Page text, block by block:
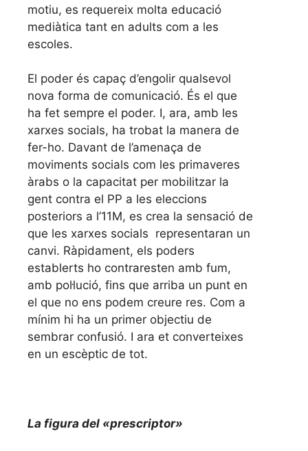
motiu, es requereix molta educació
mediàtica tant en adults com a les
escoles.
El poder és capaç d’engolir qualsevol
nova forma de comunicació. És el que
ha fet sempre el poder. I, ara, amb les
xarxes socials, ha trobat la manera de
fer-ho. Davant de l’amenaça de
moviments socials com les primaveres
àrabs o la capacitat per mobilitzar la
gent contra el PP a les eleccions
posteriors a l’11M, es crea la sensació de
que les xarxes socials representaran un
canvi. Ràpidament, els poders
establerts ho contraresten amb fum,
amb pol·lució, fins que arriba un punt en
el que no ens podem creure res. Com a
mínim hi ha un primer objectiu de
sembrar confusió. I ara et converteixes
en un escèptic de tot.
La figura del «prescriptor»